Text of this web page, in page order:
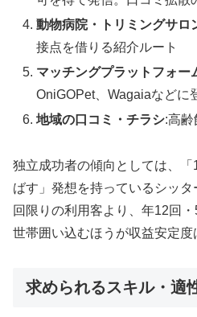
動物病院・トリミングサロ
接点を借りる紹介ルート
マッチングプラットフォー
OniGOPet、Wagaiaなどに
地域の口コミ・チラシ:高
独立成功者の傾向としては、
ばす」発想を持っているシッ
回限りの利用客より、年12回
世帯囲い込むほうが収益安定度
求められるスキル・適